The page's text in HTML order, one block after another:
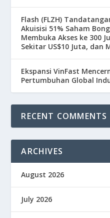
Flash (FLZH)
Akuisisi 51% Saham
Membuka Akses ke 300
Sekitar US$10 Juta, dan
Ekspansi VinFast
Pertumbuhan Global
RECENT COMMENTS
ARCHIVES
August 2026
July 2026